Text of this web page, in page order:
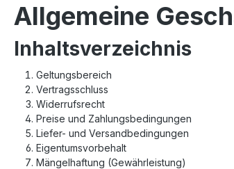
Allgemeine
Inhaltsverzeichnis
Geltungsbereich
Vertragsschluss
Widerrufsrecht
Preise und Zahlungsbedingungen
Liefer- und Versandbedingungen
Eigentumsvorbehalt
Mängelhaftung (Gewährleistung)